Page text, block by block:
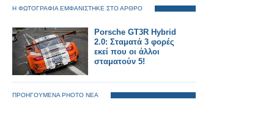
Η ΦΩΤΟΓΡΑΦΙΑ ΕΜΦΑΝΙΣΤΗΚΕ ΣΤΟ ΑΡΘΡΟ
Porsche GT3R Hybrid
2.0: Σταματά 3 φορές
εκεί που οι άλλοι
σταματούν 5!
ΠΡΟΗΓΟΥΜΕΝΑ PHOTO ΝΕΑ